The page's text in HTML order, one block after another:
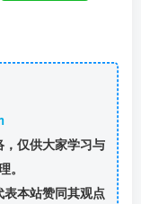
仅供大家学习与
。
本站赞同其观点